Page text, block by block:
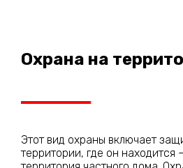
Охрана на
Этот вид охраны включает
территории, где он находится